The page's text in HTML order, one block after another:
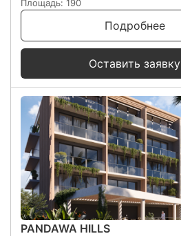
Площадь: 190
Подробнее
Оставить заявку
PANDAWA HILLS